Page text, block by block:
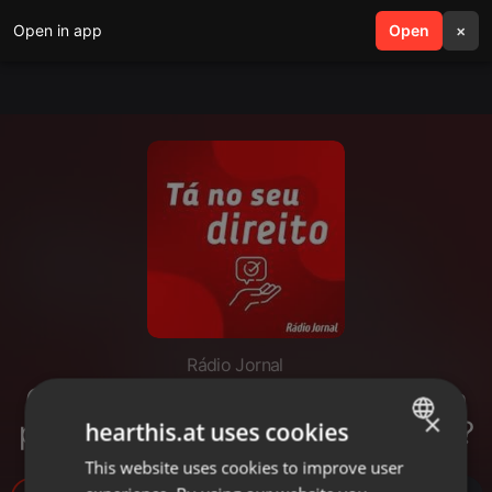
Open in app Open ×
search menu
Rádio Jornal
Quem tem guarda compartilhada
precisa pagar pensão alimentícia?
ENGLISH
×
hearthis.at uses cookies
This website uses cookies to improve user